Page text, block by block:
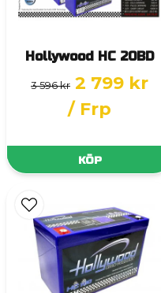
Hollywood HC 20BD
3 596 kr 2 799 kr
/ Frp
KÖP